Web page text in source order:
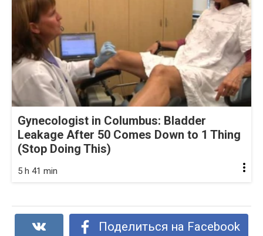
Gynecologist in Columbus: Bladder
Leakage After 50 Comes Down to 1 Thing
(Stop Doing This)
5 h 41 min
Поделиться на Facebook